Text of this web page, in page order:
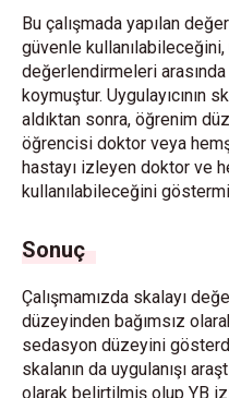
Bu çalışmada yapılan
güvenle kullanılabileceğini,
değerlendirmeleri arasında
koymuştur. Uygulayıcının
aldıktan sonra, öğrenim
öğrencisi doktor veya
hastayı izleyen doktor ve
kullanılabileceğini
Sonuç
Çalışmamızda skalayı
düzeyinden bağımsız
sedasyon düzeyini
skalanın da uygulanışı
olarak belirtilmiş olup YB